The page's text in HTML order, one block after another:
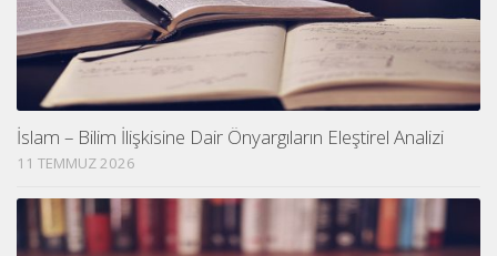
İslam – Bilim İlişkisine Dair Önyargıların Eleştirel Analizi
11 TEMMUZ 2026